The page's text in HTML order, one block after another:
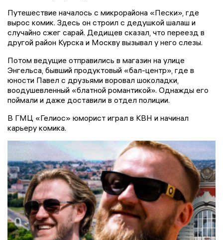
Путешествие началось с микрорайона «Пески», где
вырос комик. Здесь он строил с дедушкой шалаш и
случайно сжег сарай. Дедищев сказал, что переезд в
другой район Курска и Москву вызывал у него слезы.
Потом ведущие отправились в магазин на улице
Энгельса, бывший продуктовый «бал-центр», где в
юности Павел с друзьями воровал шоколадки,
воодушевленный «блатной романтикой». Однажды его
поймали и даже доставили в отдел полиции.
В ГМЦ «Гелиос» юморист играл в КВН и начинал
карьеру комика.